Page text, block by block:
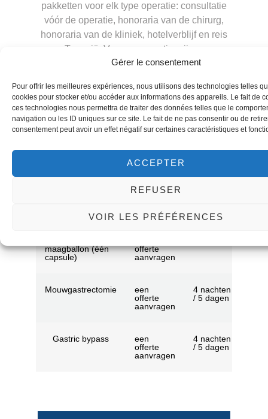
Gérer le consentement
Pour offrir les meilleures expériences, nous utilisons des technologies telles
cookies pour stocker et/ou accéder aux informations des appareils. Le fait de
ces technologies nous permettra de traiter des données telles que le
navigation ou les ID uniques sur ce site. Le fait de ne pas consentir ou de
consentement peut avoir un effet négatif sur certaines caractéristiques et
ACCEPTER
REFUSER
VOIR LES PRÉFÉRENCES
pakketten voor elk type operatie: consultatie
vóór de operatie, honoraria van de chirurg,
honoraria van de kliniek, hotelverblijf en reis
naar Tunesië. Vraag een gratis prijsopgave
voor de operatietechniek die u wilt ondergaan.
Interventies Prijzen Blijf
offerte
aanvragen
offerte
een
maagballon (één
capsule)
offerte
aanvragen
Mouwgastrectomie
een
offerte
aanvragen
4 nachten
/ 5 dagen
Gastric bypass
een
offerte
aanvragen
4 nachten
/ 5 dagen